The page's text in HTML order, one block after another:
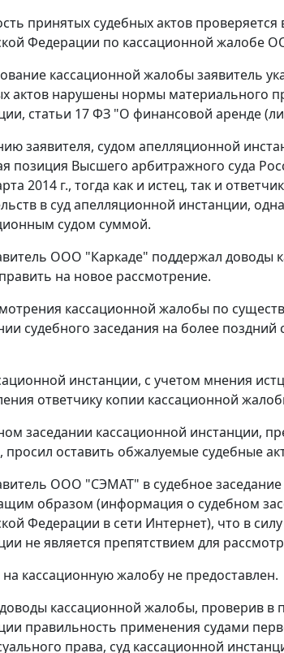
принятых судебных актов
Федерации по кассационной жалобе
кассационной жалобы заявитель
актов нарушены нормы материального
статьи 17 ФЗ "О финансовой аренде
заявителя, судом апелляционной
позиция Высшего арбитражного суда
2014 г., тогда как и истец, так и
в суд апелляционной инстанции,
судом суммой.
ООО "Каркаде" поддержал доводы
на новое рассмотрение.
кассационной жалобы по
судебного заседания на более
инстанции, с учетом мнения
ответчику копии кассационной
заседании кассационной инстанции,
оставить обжалуемые судебные
ООО "СЭМАТ" в судебное
образом (информация о судебном
Федерации в сети Интернет), что в
не является препятствием для
кассационную жалобу не предоставлен.
кассационной жалобы, проверив в
правильность применения судами
права, суд кассационной